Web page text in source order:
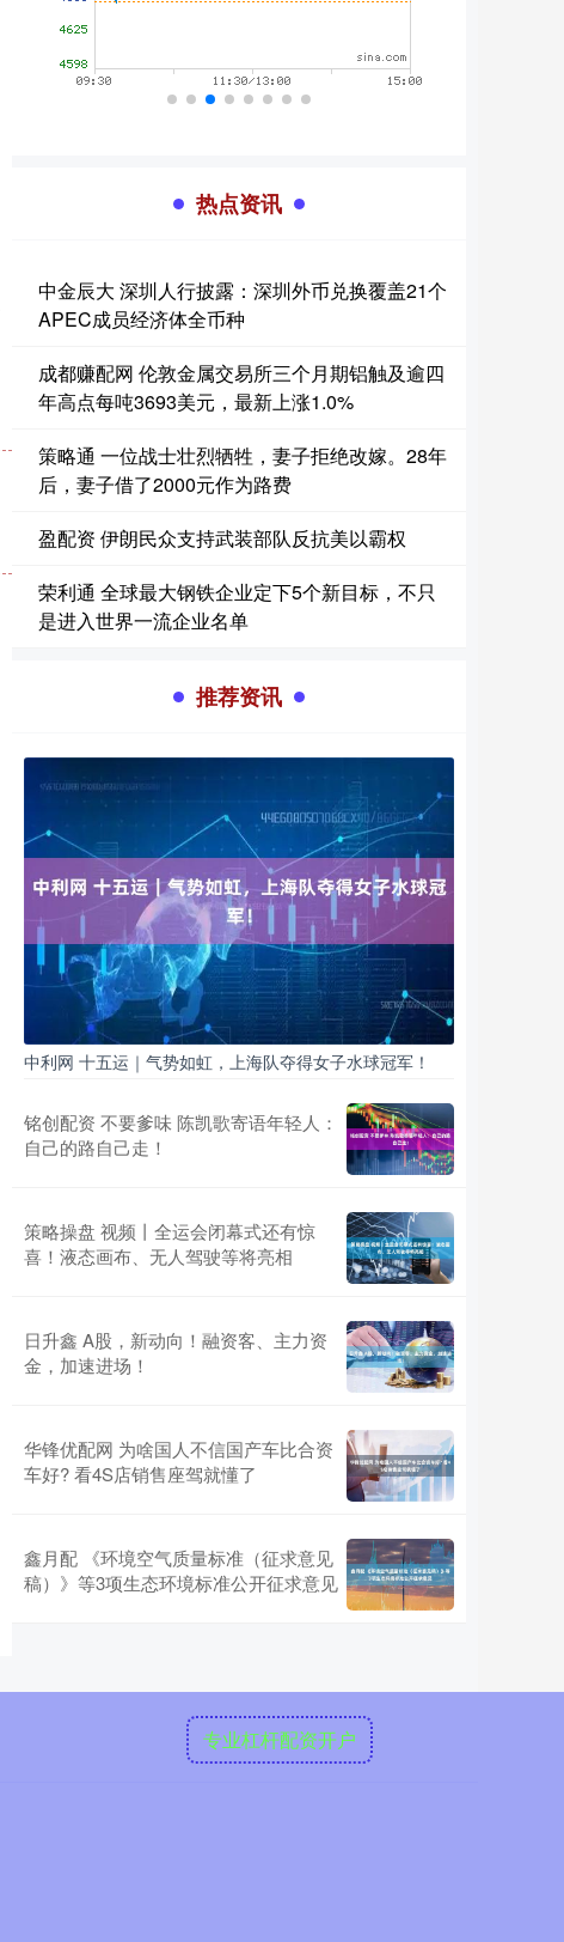
热点资讯
中金辰大 深圳人行披露：深圳外币兑换覆盖21个
APEC成员经济体全币种
成都赚配网 伦敦金属交易所三个月期铝触及逾四
年高点每吨3693美元，最新上涨1.0%
策略通 一位战士壮烈牺牲，妻子拒绝改嫁。28年
后，妻子借了2000元作为路费
盈配资 伊朗民众支持武装部队反抗美以霸权
荣利通 全球最大钢铁企业定下5个新目标，不只
是进入世界一流企业名单
推荐资讯
中利网 十五运｜气势如虹，上海队夺得女子水球冠军！
铭创配资 不要爹味 陈凯歌寄语年轻人：
自己的路自己走！
策略操盘 视频丨全运会闭幕式还有惊
喜！液态画布、无人驾驶等将亮相
日升鑫 A股，新动向！融资客、主力资
金，加速进场！
华锋优配网 为啥国人不信国产车比合资
车好? 看4S店销售座驾就懂了
鑫月配 《环境空气质量标准（征求意见
稿）》等3项生态环境标准公开征求意见
专业杠杆配资开户